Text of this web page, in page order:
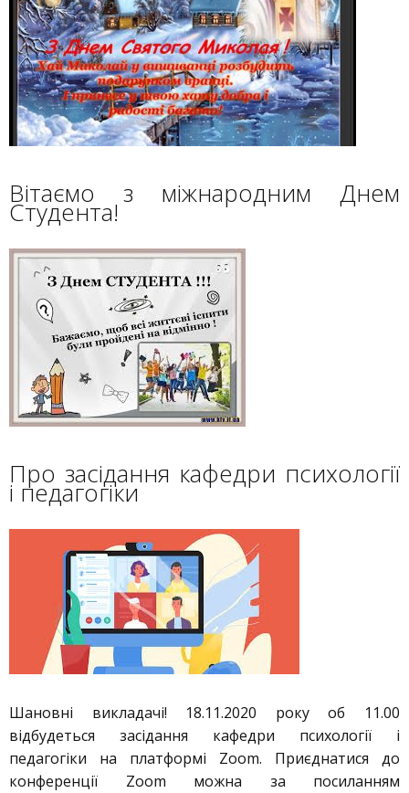
Вітаємо з міжнародним Днем
Студента!
Про засідання кафедри психології
і педагогіки
Шановні викладачі! 18.11.2020 року об 11.00
відбудеться засідання кафедри психології і
педагогіки на платформі Zoom. Приєднатися до
конференції Zoom можна за посиланням